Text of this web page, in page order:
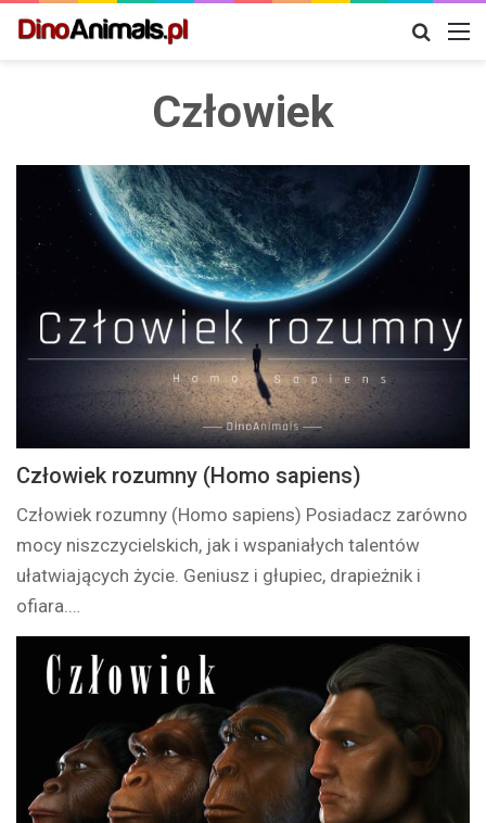
Szukaj
Człowiek
Człowiek rozumny (Homo sapiens)
Człowiek rozumny (Homo sapiens) Posiadacz zarówno
mocy niszczycielskich, jak i wspaniałych talentów
ułatwiających życie. Geniusz i głupiec, drapieżnik i
ofiara.…